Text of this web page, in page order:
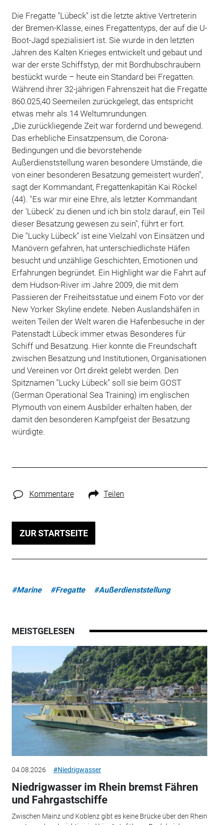
Die Fregatte "Lübeck" ist die letzte aktive Vertreterin
der Bremen-Klasse, eines Fregattentyps, der auf die U-
Boot-Jagd spezialisiert ist. Sie wurde in den letzten
Jahren des Kalten Krieges entwickelt und gebaut und
war der erste Schiffstyp, der mit Bordhubschraubern
bestückt wurde – heute ein Standard bei Fregatten.
Während ihrer 32-jährigen Fahrenszeit hat die Fregatte
860.025,40 Seemeilen zurückgelegt, das entspricht
etwas mehr als 14 Weltumrundungen.
„Die zurückliegende Zeit war fordernd und bewegend.
Das erhebliche Einsatzpensum, die Corona-
Bedingungen und die bevorstehende
Außerdienststellung waren besondere Umstände, die
von einer besonderen Besatzung gemeistert wurden",
sagt der Kommandant, Fregattenkapitän Kai Röckel
(44). "Es war mir eine Ehre, als letzter Kommandant
der 'Lübeck' zu dienen und ich bin stolz darauf, ein Teil
dieser Besatzung gewesen zu sein", führt er fort.
Die "Lucky Lübeck" ist eine Vielzahl von Einsätzen und
Manövern gefahren, hat unterschiedlichste Häfen
besucht und unzählige Geschichten, Emotionen und
Erfahrungen begründet. Ein Highlight war die Fahrt auf
dem Hudson-River im Jahre 2009, die mit dem
Passieren der Freiheitsstatue und einem Foto vor der
New Yorker Skyline endete. Neben Auslandshäfen in
weiten Teilen der Welt waren die Hafenbesuche in der
Patenstadt Lübeck immer etwas Besonderes für
Schiff und Besatzung. Hier konnte die Freundschaft
zwischen Besatzung und Institutionen, Organisationen
und Vereinen vor Ort direkt gelebt werden. Den
Spitznamen "Lucky Lübeck" soll sie beim GOST
(German Operational Sea Training) im englischen
Plymouth von einem Ausbilder erhalten haben, der
damit den besonderen Kampfgeist der Besatzung
würdigte.
Kommentare Teilen
ZUR STARTSEITE
#Marine #Fregatte #Außerdienststellung
MEISTGELESEN
04.08.2026 #Niedrigwasser
Niedrigwasser im Rhein bremst Fähren
und Fahrgastschiffe
Zwischen Mainz und Koblenz gibt es keine Brücke über den Rhein